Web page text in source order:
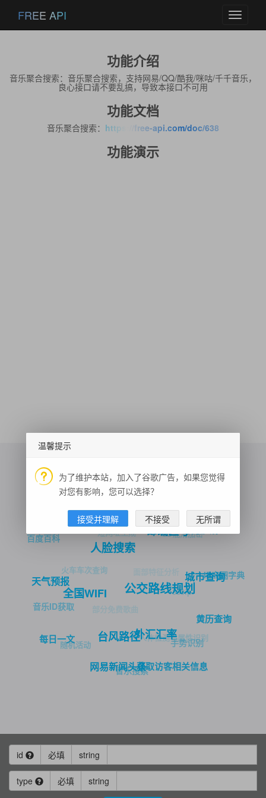
Toggle
FREE API
功能介绍
音乐聚合搜索：音乐聚合搜索，支持网易/QQ/酷我/咪咕/千千音乐，
良心接口请不要乱搞，导致本接口不可用
功能文档
音乐聚合搜索： https://free-api.com/doc/638
功能演示
每日一文
网易新闻头条
台风路径
全国WIFI
天气预报
音乐ID获取
随机活动
音乐搜索获取访客相关信息
外汇汇率
公交路线规划
人脸搜索
人像分割
百度百科
火车车次查询
部分免费歌曲
人体检测与属性识别
手势识别
黄历查询
城市查询
邮编区号
短网址生成
360ip
IP商圈字典
获取头像
JS混淆加密
id 必填 string
type 必填 string
温馨提示
为了维护本站，加入了谷歌广告，如果您觉得
对您有影响，您可以选择？
接受并理解 不接受 无所谓